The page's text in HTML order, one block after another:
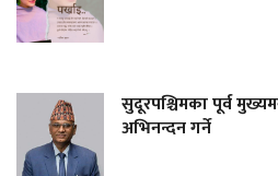
सुदूरपश्चिमका पूर्व
अभिनन्दन गर्ने